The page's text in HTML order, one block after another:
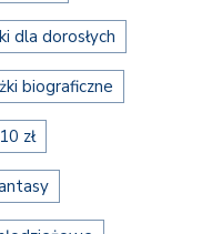
dla dorosłych
biograficzne
zł